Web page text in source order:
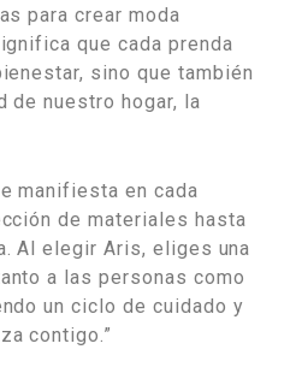
para crear moda
que cada prenda
sino que también
de nuestro hogar, la
manifiesta en cada
de materiales hasta
Al elegir Aris, eliges una
a las personas como
un ciclo de cuidado y
contigo.”